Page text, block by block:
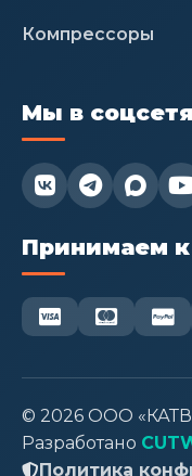
Компрессоры
Мы в

Принимаем
© 2026 ООО
Разработано
Политика